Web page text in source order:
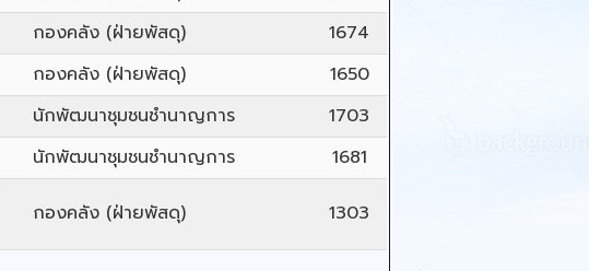
กองคลัง (ฝ่ายพัสดุ)
1674
กองคลัง (ฝ่ายพัสดุ)
1650
นักพัฒนาชุมชนชำนาญการ
1703
นักพัฒนาชุมชนชำนาญการ 1681
กองคลัง (ฝ่ายพัสดุ) 1303